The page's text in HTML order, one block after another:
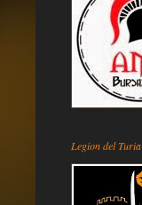
Legion del Turia